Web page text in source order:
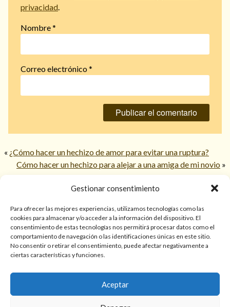
Gestionar consentimiento
Para ofrecer las mejores experiencias, utilizamos tecnologías como las
cookies para almacenar y/o acceder a la información del dispositivo. El
consentimiento de estas tecnologías nos permitirá procesar datos como el
comportamiento de navegación o las identificaciones únicas en este sitio.
No consentir o retirar el consentimiento, puede afectar negativamente a
ciertas características y funciones.
Aceptar
privacidad.
Nombre*
Correo electrónico*
« ¿Cómo hacer un hechizo de amor para evitar una ruptura?
Cómo hacer un hechizo para alejar a una amiga de mi novio »
Sólo para mayores de 18 años. Las lecturas de cartas, hechizos,
amarres, endulzamientos, videncias y predicciones tienen
finalidad de entretenimiento y/o ayuda personal. Estos
psiquiátrica, financiera o legal. El resultado de cada servicio
puede variar de una persona a otra.